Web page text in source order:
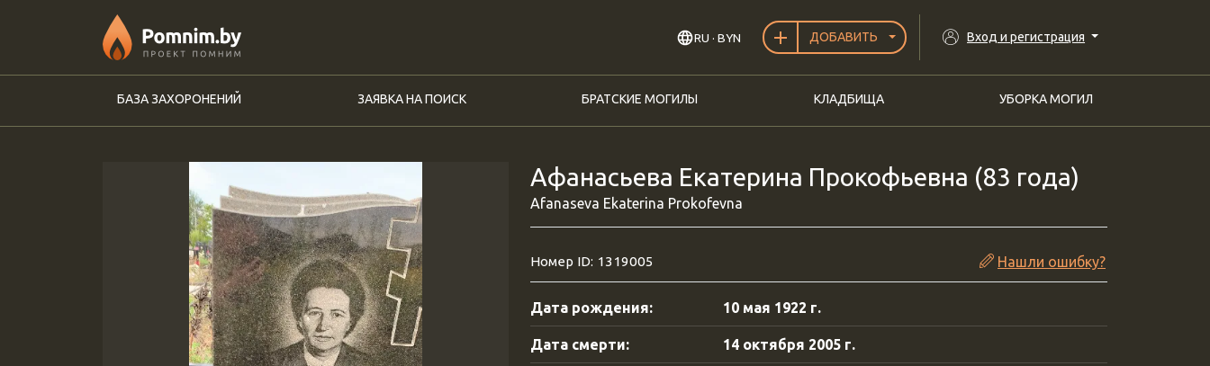
RU · BYN ДОБАВИТЬ Вход и регистрация
БАЗА ЗАХОРОНЕНИЙ ЗАЯВКА НА ПОИСК БРАТСКИЕ МОГИЛЫ КЛАДБИЩА УБОРКА МОГИЛ
Aфанасьева Екатерина Прокофьевна (83 года)
Afanaseva Ekaterina Prokofevna
Номер ID: 1319005 Нашли ошибку?
Дата рождения: 10 мая 1922 г.
Дата смерти: 14 октября 2005 г.